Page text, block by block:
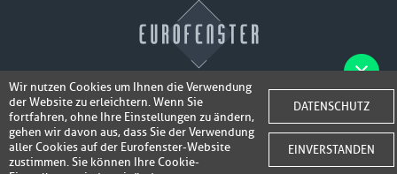
Wir nutzen Cookies um Ihnen die Verwendung
der Website zu erleichtern. Wenn Sie
fortfahren, ohne Ihre Einstellungen zu ändern,
gehen wir davon aus, dass Sie der Verwendung
aller Cookies auf der Eurofenster-Website
zustimmen. Sie können Ihre Cookie-
DATENSCHUTZ
EINVERSTANDEN
Fotos der Fenster/Elemente per WhatsApp
senden und ein Super-Angebotinkl. 50,-
bis 100,- EURGutschrift erhalten!
© 2026 Eurofenster
Webdesign byWebidea Advance